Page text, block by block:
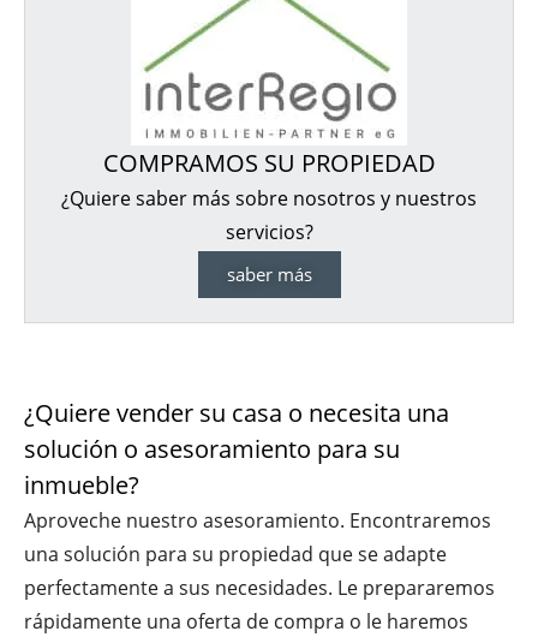
COMPRAMOS SU PROPIEDAD
¿Quiere saber más sobre nosotros y nuestros
servicios?
saber más
¿Quiere vender su casa o necesita una
solución o asesoramiento para su
inmueble?
Aproveche nuestro asesoramiento. Encontraremos
una solución para su propiedad que se adapte
perfectamente a sus necesidades. Le prepararemos
rápidamente una oferta de compra o le haremos